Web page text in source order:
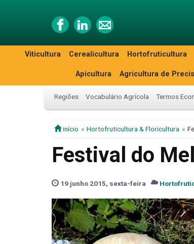
Viticultura Cerealicultura Hortofruticultura
Apicultura Agricultura de
Regiões Vocabulário Agrícola Termos
início Hortofruticultura & Floricultura
Festival do
19 junho 2015, sexta-feira